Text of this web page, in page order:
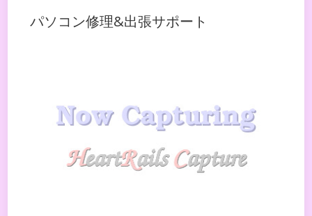
パソコン修理&出張サポート